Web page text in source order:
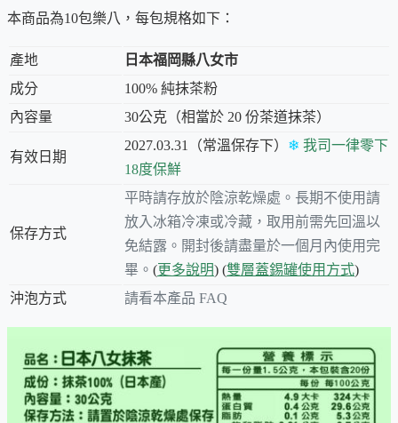
1% 頂級福岡八女抹茶粉，以其獨特的焙香和醇厚口感，為您
🏆
頂級之選，品味非凡
八女地區的茶，平均單價是日本最高的，品質珍貴。「樂
八」更是我們測試過的所有八女抹茶中，表現最出色的一
款！
獨特焙香，味蕾盛宴
迷人的焙香，入口醇厚滑順，帶著淡淡的海苔香氣，餘韻回
甘，層次豐富，每一口都是味蕾的極致享受。
本商品為10包樂八，每包規格如下：
產地
日本福岡縣八女市
成分
100% 純抹茶粉
內容量
30公克（相當於 20 份茶道抹茶）
有效日期
2027.03.31（常溫保存下） ❄ 我司一律零下
18度保鮮
保存方式
平時請存放於陰涼乾燥處。長期不使用請
放入冰箱冷凍或冷藏，取用前需先回溫以
免結露。開封後請盡量於一個月內使用完
畢。 (更多說明) (雙層蓋錫罐使用方式)
沖泡方式
請看本產品 FAQ